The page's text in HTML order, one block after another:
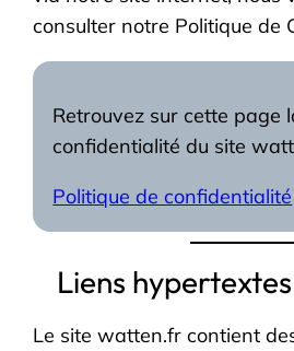
consulter notre Politique de
Retrouvez sur cette page
confidentialité du site
Politique de confidentialité
Liens
Le site watten.fr contient